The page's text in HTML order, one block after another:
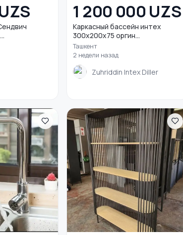
1 200 000 UZS
Каркасный бассейн интех
300x200x75 оргин...
Ташкент
2 недели назад
Zuhriddin Intex Diller